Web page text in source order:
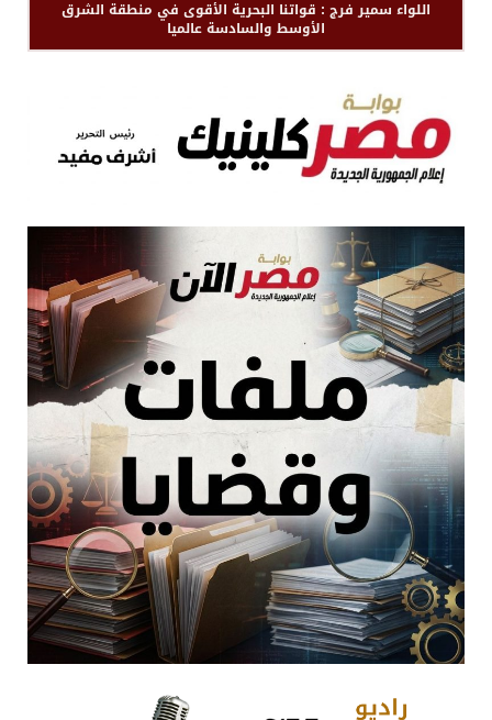
اللواء سمير فرج : قواتنا البحرية الأقوى في منطقة الشرق
الأوسط والسادسة عالميا